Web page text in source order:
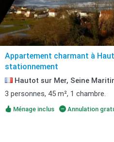
Appartement charmant à
stationnement
Hautot sur Mer, Seine
3 personnes, 45 m², 1 chambre.
Ménage inclus Annulation